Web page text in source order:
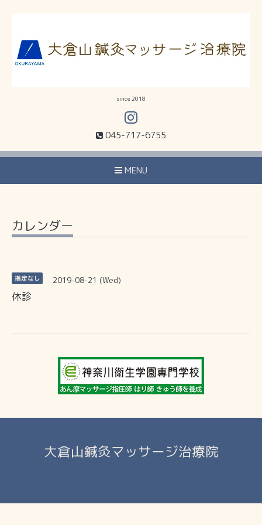
since 2018
045-717-6755
MENU
カレンダー
指定なし 2019-08-21 (Wed)
休診
大倉山鍼灸マッサージ治療院